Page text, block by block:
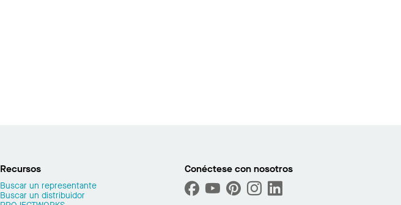
Recursos
Buscar un representante
Buscar un distribuidor
Conéctese con nosotros